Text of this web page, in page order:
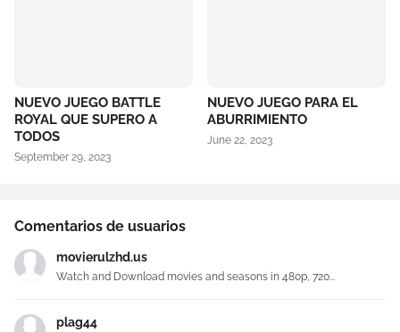
NUEVO JUEGO BATTLE
ROYAL QUE SUPERO A
TODOS
September 29, 2023
NUEVO JUEGO PARA EL
ABURRIMIENTO
June 22, 2023
Comentarios de usuarios
movierulzhd.us
Watch and Download movies and seasons in 480p, 720...
plag44